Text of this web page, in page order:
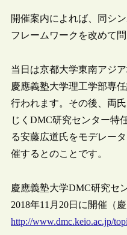
開催案内によれば、同シ
フレームワークを改めて
当日は京都大学東南アジ
慶應義塾大学理工学部専
行われます。その後、両
じくDMC研究センター特
る安藤広道氏をモデレー
催するとのことです。
慶應義塾大学DMC研究セ
2018年11月20日に開催（
http://www.dmc.keio.ac.jp/